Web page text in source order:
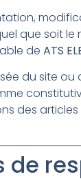
que soit
de ATS
du site ou
des articles
de